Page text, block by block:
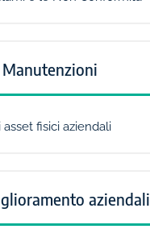
fisici aziendali
aziendali